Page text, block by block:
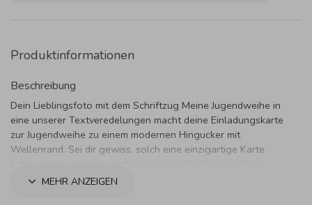
Produktinformationen
Beschreibung
Dein Lieblingsfoto mit dem Schriftzug Meine Jugendweihe in
eine unserer Textveredelungen macht deine Einladungskarte
zur Jugendweihe zu einem modernen Hingucker mit
Wellenrand. Sei dir gewiss, solch eine einzigartige Karte
MEHR ANZEIGEN